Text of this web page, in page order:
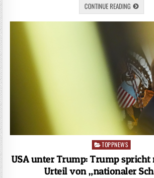
CONTINUE READING
Posted
in
TOPPNEWS
USA unter Trump: Trump spricht
Urteil von „nationaler